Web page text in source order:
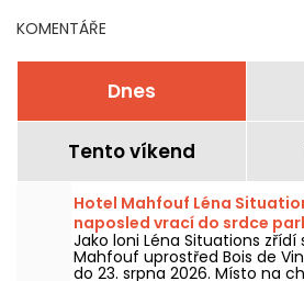
polovičce
KOMENTÁŘE
Dnes
Tento víkend
Hotel Mahfouf Léna
naposled vrací do srdce
Vincennes.
Jako loni Léna Situations zřídí
Mahfouf uprostřed Bois de
do 23. srpna 2026. Místo na